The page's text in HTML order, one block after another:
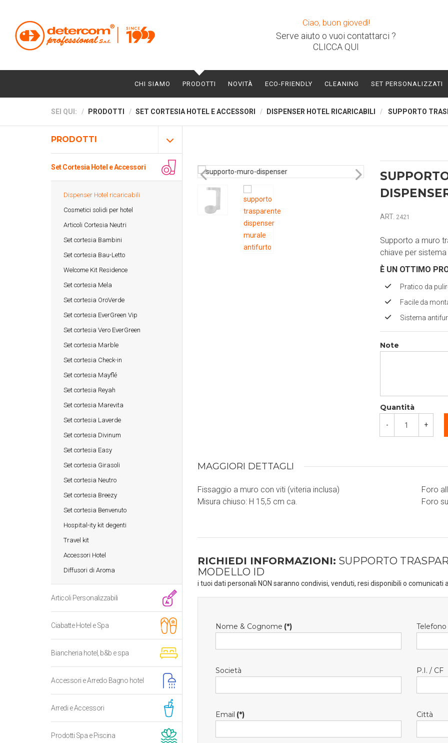
Ciao, buon giovedì!
Serve aiuto o vuoi contattarci ?
CLICCA QUI
CHI SIAMO PRODOTTI NOVITÀ ECO-FRIENDLY CLEANING SET PERSONALIZZATI
SEI QUI: PRODOTTI SET CORTESIA HOTEL E ACCESSORI DISPENSER HOTEL RICARICABILI SUPPORTO
PRODOTTI
Set Cortesia Hotel e Accessori
Dispenser Hotel ricaricabili
Cosmetici solidi per hotel
Articoli Cortesia Neutri
Set cortesia Bambini
Set cortesia Bau-Letto
Welcome Kit Residence
Set cortesia Mela
Set cortesia OroVerde
Set cortesia EverGreen Vip
Set cortesia Vero EverGreen
Set cortesia Marble
Set cortesia Check-in
Set cortesia Mayflé
Set cortesia Reyah
Set cortesia Marevita
Set cortesia Laverde
Set cortesia Divinum
Set cortesia Easy
Set cortesia Girasoli
Set cortesia Neutro
Set cortesia Breezy
Set cortesia Benvenuto
Hospital-ity kit degenti
Travel kit
Accessori Hotel
Diffusori di Aroma
Articoli Personalizzabili
Ciabatte Hotel e Spa
Biancheria hotel, b&b e spa
Accessori e Arredo Bagno hotel
Arredi e Accessori
Prodotti Spa e Piscina
ART. 2421
Supporto a muro
chiave per
È UN OTTIMO
Pratico da
Facile da
Sistema
Note
Quantità
- +
MAGGIORI DETTAGLI
Fissaggio a muro con viti (viteria inclusa)
Misura chiuso: H 15,5 cm ca.
Foro
Foro
RICHIEDI INFORMAZIONI: SUPPORTO
MODELLO ID
i tuoi dati personali NON saranno condivisi, venduti, resi disponibili o comunicati
Nome & Cognome (*) Telefono
Società P.I. / CF
Email (*) Città